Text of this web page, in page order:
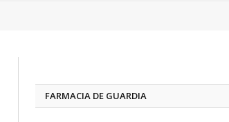
FARMACIA DE GUARDIA